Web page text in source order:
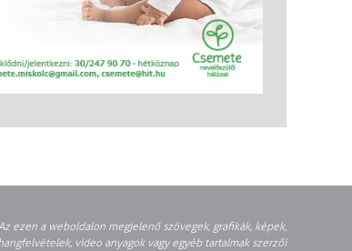
ezen a weboldalon megjelenő szövegek, grafikák, képek,
video anyagok vagy egyéb tartalmak szerzői